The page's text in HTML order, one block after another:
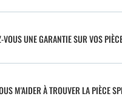
VOUS UNE GARANTIE SUR VOS
M'AIDER À TROUVER LA PIÈCE